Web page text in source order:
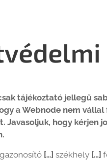
tájékoztató jellegű
a Webnode nem
Javasoljuk, hogy kérjen
[…] székhely […]